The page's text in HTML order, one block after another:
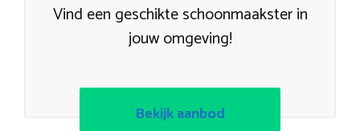
Vind een geschikte schoonmaakster in
jouw omgeving!
Bekijk aanbod